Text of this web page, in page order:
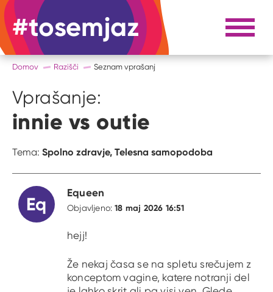
#tosemjaz #to sem jaz Razpri
Domov Razišči Seznam vprašanj
Vprašanje:
innie vs outie
Tema: Spolno zdravje, Telesna samopodoba
Eq
Equeen
Objavljeno:18 maj 2026 16:51
hejj!
Že nekaj časa se na spletu srečujem z
konceptom vagine, katere notranji del